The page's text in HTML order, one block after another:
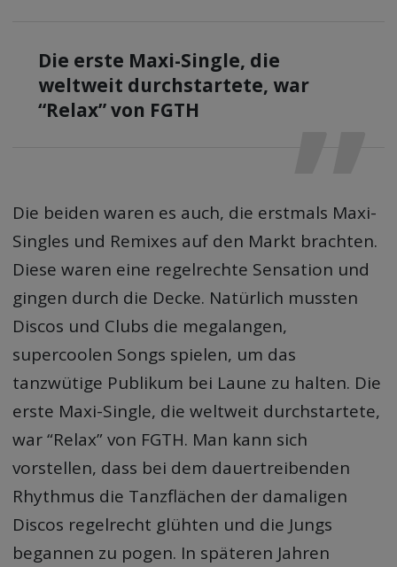
Die erste Maxi-Single, die
weltweit durchstartete, war
“Relax” von FGTH
Die beiden waren es auch, die erstmals Maxi-
Singles und Remixes auf den Markt brachten.
Diese waren eine regelrechte Sensation und
gingen durch die Decke. Natürlich mussten
Discos und Clubs die megalangen,
supercoolen Songs spielen, um das
tanzwütige Publikum bei Laune zu halten. Die
erste Maxi-Single, die weltweit durchstartete,
war “Relax” von FGTH. Man kann sich
vorstellen, dass bei dem dauertreibenden
Rhythmus die Tanzflächen der damaligen
Discos regelrecht glühten und die Jungs
begannen zu pogen. In späteren Jahren